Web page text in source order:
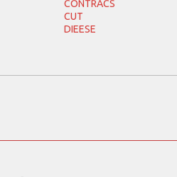
CONTRACS
CUT
DIEESE